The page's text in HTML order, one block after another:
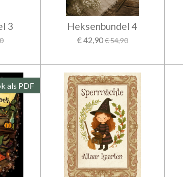
3 Heksenbundel 4
€ 42,90€ 54,90
als PDF